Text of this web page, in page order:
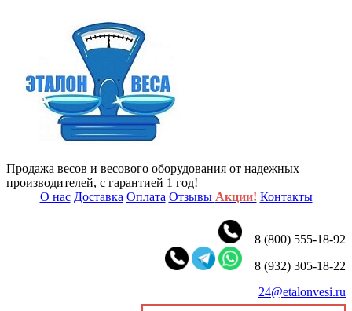
Продажа весов и весового оборудования от надежных
производителей, с гарантией 1 год!
О нас Доставка Оплата Отзывы Акции! Контакты
8 (800) 555-18-92
8 (932) 305-18-22
24@etalonvesi.ru